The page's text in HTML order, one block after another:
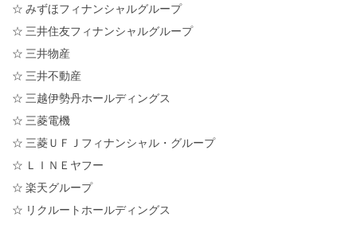
☆ みずほフィナンシャルグループ
☆ 三井住友フィナンシャルグループ
☆ 三井物産
☆ 三井不動産
☆ 三越伊勢丹ホールディングス
☆ 三菱電機
☆ 三菱ＵＦＪフィナンシャル・グループ
☆ ＬＩＮＥヤフー
☆ 楽天グループ
☆ リクルートホールディングス